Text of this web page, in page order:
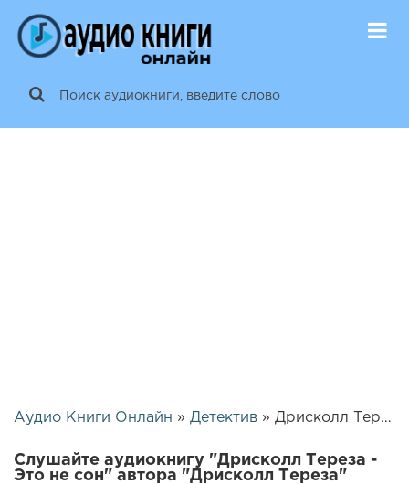
Аудио Книги Онлайн » Детектив » Дрисколл Тереза - Это не сон | 17512
Слушайте аудиокнигу "Дрисколл Тереза -
Это не сон" автора "Дрисколл Тереза"